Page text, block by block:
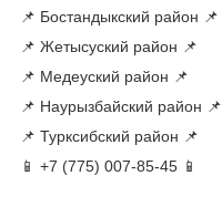
📌 Бостандыкский район 📌
📌 Жетысуский район 📌
📌 Медеуский район 📌
📌 Наурызбайский район 📌
📌 Турксибский район 📌
📱 +7 (775) 007-85-45 📱